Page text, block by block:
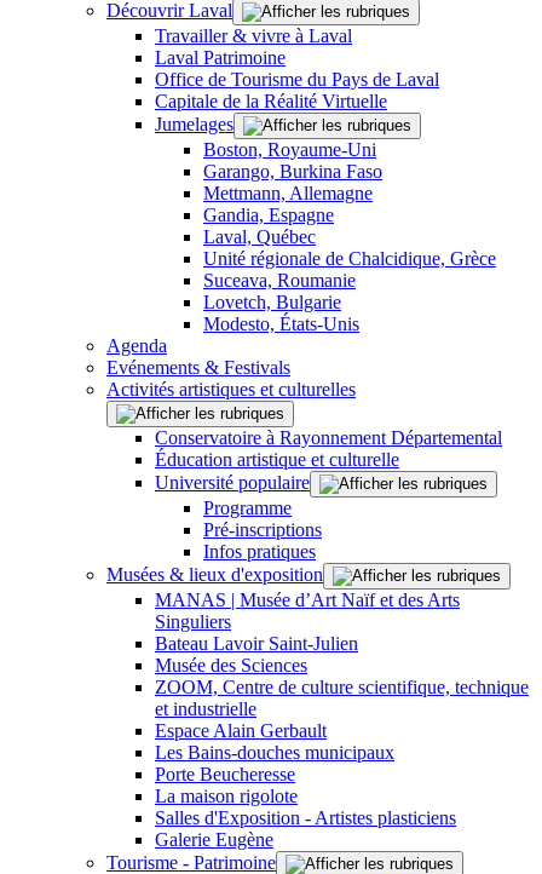
Découvrir Laval
Travailler & vivre à Laval
Laval Patrimoine
Office de Tourisme du Pays de Laval
Capitale de la Réalité Virtuelle
Jumelages
Boston, Royaume-Uni
Garango, Burkina Faso
Mettmann, Allemagne
Gandia, Espagne
Laval, Québec
Unité régionale de Chalcidique, Grèce
Suceava, Roumanie
Lovetch, Bulgarie
Modesto, États-Unis
Agenda
Evénements & Festivals
Activités artistiques et culturelles
Conservatoire à Rayonnement Départemental
Éducation artistique et culturelle
Université populaire
Programme
Pré-inscriptions
Infos pratiques
Musées & lieux d'exposition
MANAS | Musée d’Art Naïf et des Arts
Singuliers
Bateau Lavoir Saint-Julien
Musée des Sciences
ZOOM, Centre de culture scientifique, technique
et industrielle
Espace Alain Gerbault
Les Bains-douches municipaux
Porte Beucheresse
La maison rigolote
Salles d'Exposition - Artistes plasticiens
Galerie Eugène
Tourisme - Patrimoine